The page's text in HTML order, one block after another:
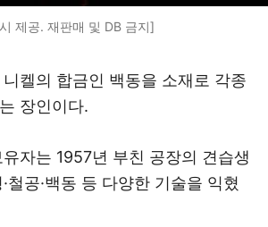
제공. 재판매 및 DB 금지]
켈의 합금인 백동을 소재로 각종
장인이다.
자는 1957년 부친 공장의 견습생
철공·백동 등 다양한 기술을 익혔